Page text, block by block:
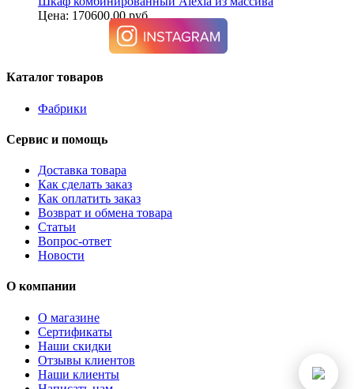
Цена: 170600.00 руб.
Каталог товаров
Фабрики
Сервис и помощь
Доставка товара
Как сделать заказ
Как оплатить заказ
Возврат и обмена товара
Статьи
Вопрос-ответ
Новости
О компании
О магазине
Сертификаты
Наши скидки
Отзывы клиентов
Наши клиенты